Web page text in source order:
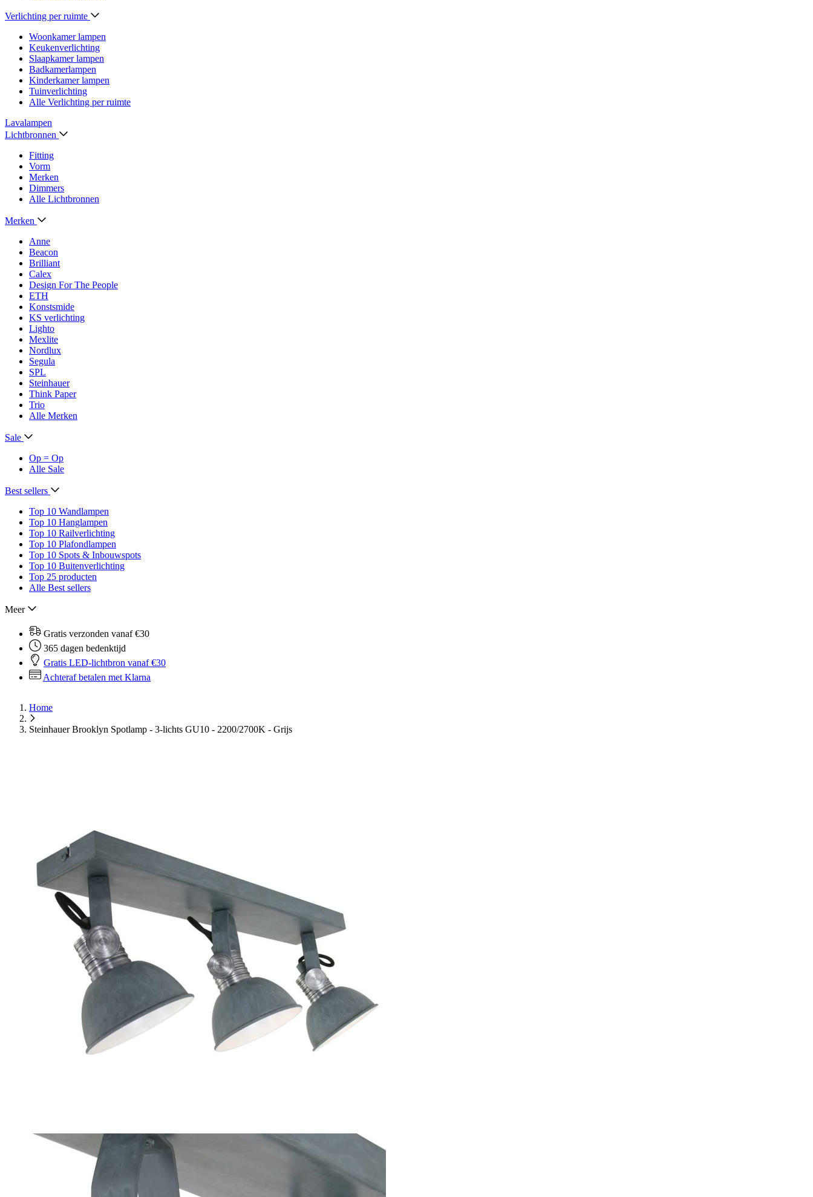
Verlichting per ruimte
Woonkamer lampen
Keukenverlichting
Slaapkamer lampen
Badkamerlampen
Kinderkamer lampen
Tuinverlichting
Alle Verlichting per ruimte
Lavalampen
Lichtbronnen
Fitting
Vorm
Merken
Dimmers
Alle Lichtbronnen
Merken
Anne
Beacon
Brilliant
Calex
Design For The People
ETH
Konstsmide
KS verlichting
Lighto
Mexlite
Nordlux
Segula
SPL
Steinhauer
Think Paper
Trio
Alle Merken
Sale
Op = Op
Alle Sale
Best sellers
Top 10 Wandlampen
Top 10 Hanglampen
Top 10 Railverlichting
Top 10 Plafondlampen
Top 10 Spots & Inbouwspots
Top 10 Buitenverlichting
Top 25 producten
Alle Best sellers
Meer
Gratis verzonden vanaf €30
365 dagen bedenktijd
Gratis LED-lichtbron vanaf €30
Achteraf betalen met Klarna
Home
Steinhauer Brooklyn Spotlamp - 3-lichts GU10 - 2200/2700K - Grijs